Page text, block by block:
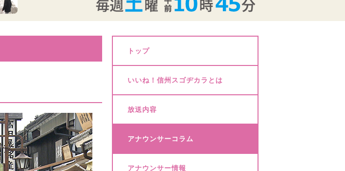
トップ
いいね！信州スゴヂカラとは
放送内容
アナウンサーコラム
アナウンサー情報